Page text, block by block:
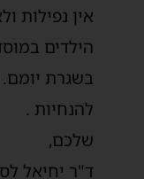
אין נפילות
הילדים
בשגרת יומם.
להנחיות .
שלכם,
ד"ר יחיאל